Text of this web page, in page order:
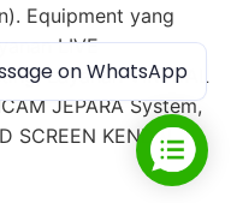
Equipment yang
LIVE
Layanan VIRTUAL
JEPARA System,
SCREEN KENDAL /
on WhatsApp